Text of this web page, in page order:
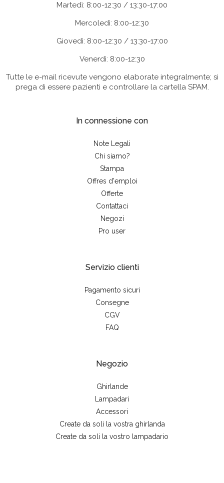
Martedì: 8:00-12:30 / 13:30-17:00
Mercoledì: 8:00-12:30
Giovedì: 8:00-12:30 / 13:30-17:00
Venerdì: 8:00-12:30
Tutte le e-mail ricevute vengono elaborate integralmente; si
prega di essere pazienti e controllare la cartella SPAM.
In connessione con
Note Legali
Chi siamo?
Stampa
Offres d'emploi
Offerte
Contattaci
Negozi
Pro user
Servizio clienti
Pagamento sicuri
Consegne
CGV
FAQ
Negozio
Ghirlande
Lampadari
Accessori
Create da soli la vostra ghirlanda
Create da soli la vostro lampadario